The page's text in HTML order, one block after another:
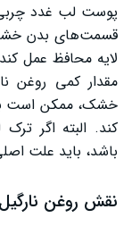
پوست لب غدد چربی
قسمت‌های بدن
لایه محافظ عمل
مقدار کمی روغن
خشک، ممکن است
کند. البته اگر
باشد، باید علت
نقش روغن